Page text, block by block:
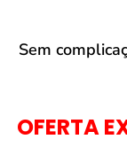
Sem
OFERTA